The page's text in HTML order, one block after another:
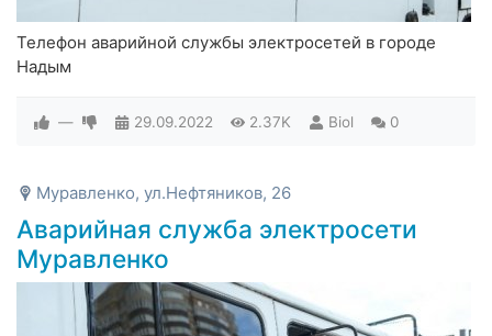
Телефон аварийной службы электросетей в городе
Надым
— 29.09.2022 2.37K Biol 0
Муравленко, ул.Нефтяников, 26
Аварийная служба электросети
Муравленко